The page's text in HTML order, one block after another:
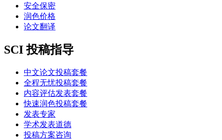
安全保密
润色价格
论文翻译
SCI 投稿指导
中文论文投稿套餐
全程无忧投稿套餐
内容评估发表套餐
快速润色投稿套餐
发表专家
学术发表道德
投稿方案咨询